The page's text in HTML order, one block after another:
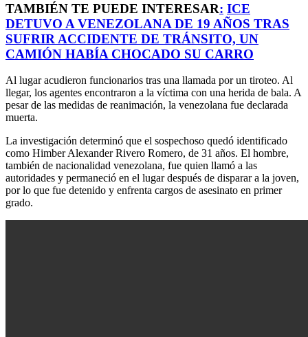
TAMBIÉN TE PUEDE INTERESAR: ICE
DETUVO A VENEZOLANA DE 19 AÑOS TRAS
SUFRIR ACCIDENTE DE TRÁNSITO, UN
CAMIÓN HABÍA CHOCADO SU CARRO
Al lugar acudieron funcionarios tras una llamada por un tiroteo. Al
llegar, los agentes encontraron a la víctima con una herida de bala. A
pesar de las medidas de reanimación, la venezolana fue declarada
muerta.
La investigación determinó que el sospechoso quedó identificado
como Himber Alexander Rivero Romero, de 31 años. El hombre,
también de nacionalidad venezolana, fue quien llamó a las
autoridades y permaneció en el lugar después de disparar a la joven,
por lo que fue detenido y enfrenta cargos de asesinato en primer
grado.